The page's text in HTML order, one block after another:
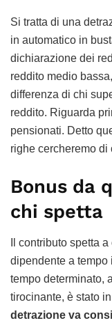
Si tratta di una
in automatico in
dichiarazione dei
reddito medio
differenza di chi
reddito. Riguarda
pensionati. Detto
righe cercheremo
Bonus da
chi spetta
Il contributo spetta
dipendente a tempo
tempo determinato,
tirocinante, è stato
detrazione va